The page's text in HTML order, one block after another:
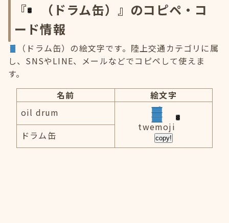
『
（ドラム缶）』のコピペ・コ
ード情報
（ドラム缶）の絵文字です。陸上交通カテゴリに属
し、SNSやLINE、メールなどでコピペして使えま
す。
名前
絵文字
oil drum
twemoji
copy!
ドラム缶